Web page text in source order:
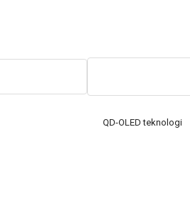
QD-OLED teknologi